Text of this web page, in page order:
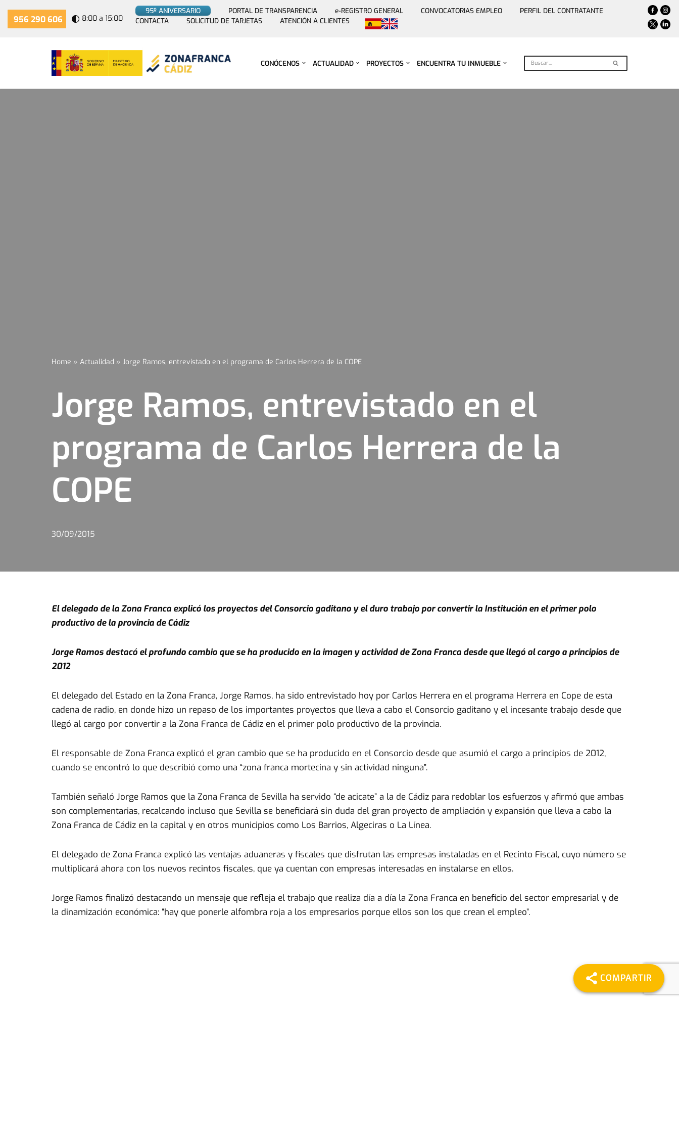
Saltar
956 290 606 8:00 a 15:00
95º ANIVERSARIO PORTAL DE TRANSPARENCIA e-REGISTRO GENERAL CONVOCATORIAS EMPLEO
PERFIL DEL CONTRATANTE
CONTACTA
SOLICITUD DE TARJETAS ATENCIÓN A CLIENTES
CONÓCENOS ACTUALIDAD PROYECTOS ENCUENTRA TU INMUEBLE
Home » Actualidad » Jorge Ramos, entrevistado en el programa de Carlos Herrera de la COPE
Jorge Ramos, entrevistado en el
programa de Carlos Herrera de la
COPE
30/09/2015
El delegado de la Zona Franca explicó los proyectos del Consorcio gaditano y el duro trabajo por convertir la Institución en el primer polo
productivo de la provincia de Cádiz
Jorge Ramos destacó el profundo cambio que se ha producido en la imagen y actividad de Zona Franca desde que llegó al cargo a principios de
2012
El delegado del Estado en la Zona Franca, Jorge Ramos, ha sido entrevistado hoy por Carlos Herrera en el programa Herrera en Cope de esta
cadena de radio, en donde hizo un repaso de los importantes proyectos que lleva a cabo el Consorcio gaditano y el incesante trabajo desde que
llegó al cargo por convertir a la Zona Franca de Cádiz en el primer polo productivo de la provincia.
El responsable de Zona Franca explicó el gran cambio que se ha producido en el Consorcio desde que asumió el cargo a principios de 2012,
cuando se encontró lo que describió como una “zona franca mortecina y sin actividad ninguna”.
También señaló Jorge Ramos que la Zona Franca de Sevilla ha servido “de acicate” a la de Cádiz para redoblar los esfuerzos y afirmó que ambas
son complementarias, recalcando incluso que Sevilla se beneficiará sin duda del gran proyecto de ampliación y expansión que lleva a cabo la
Zona Franca de Cádiz en la capital y en otros municipios como Los Barrios, Algeciras o La Línea.
El delegado de Zona Franca explicó las ventajas aduaneras y fiscales que disfrutan las empresas instaladas en el Recinto Fiscal, cuyo número se
multiplicará ahora con los nuevos recintos fiscales, que ya cuentan con empresas interesadas en instalarse en ellos.
Jorge Ramos finalizó destacando un mensaje que refleja el trabajo que realiza día a día la Zona Franca en beneficio del sector empresarial y de
la dinamización económica: “hay que ponerle alfombra roja a los empresarios porque ellos son los que crean el empleo”.
COMPARTIR